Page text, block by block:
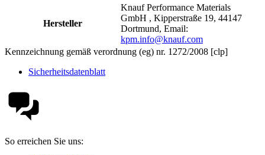
Hersteller
Knauf Performance Materials
GmbH , Kipperstraße 19, 44147
Dortmund, Email:
kpm.info@knauf.com
Kennzeichnung gemäß verordnung (eg) nr. 1272/2008 [clp]
Sicherheitsdatenblatt
So erreichen Sie uns: